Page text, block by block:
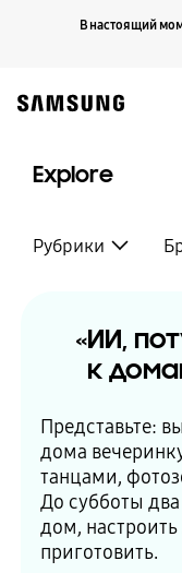
В настоящий
Explore
Рубрики
«ИИ,
к
Представьте:
дома
танцами,
До субботы
дом,
приготовить.